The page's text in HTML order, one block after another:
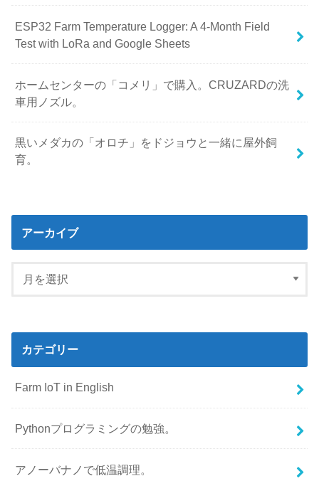
ESP32 Farm Temperature Logger: A 4-Month Field
Test with LoRa and Google Sheets
ホームセンターの「コメリ」で購入。CRUZARDの洗
車用ノズル。
黒いメダカの「オロチ」をドジョウと一緒に屋外飼
育。
アーカイブ
カテゴリー
Farm IoT in English
Pythonプログラミングの勉強。
アノーバナノで低温調理。